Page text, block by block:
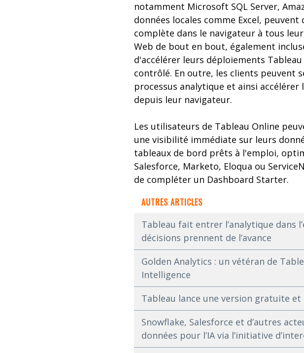
notamment Microsoft SQL Server,
données locales comme Excel,
complète dans le navigateur à tous
Web de bout en bout, également
d'accélérer leurs déploiements
contrôlé. En outre, les clients peuvent
processus analytique et ainsi
depuis leur navigateur.
Les utilisateurs de Tableau Online
une visibilité immédiate sur leurs
tableaux de bord prêts à l'emploi,
Salesforce, Marketo, Eloqua ou
de compléter un Dashboard Starter.
AUTRES ARTICLES
Tableau fait entrer l’analytique dans
décisions prennent de l’avance
Golden Analytics : un vétéran de
Intelligence
Tableau lance une version gratuite
Snowflake, Salesforce et d’autres
données pour l’IA via l’initiative